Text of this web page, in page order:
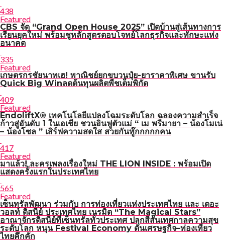
438
Featured
CBS จัด “Grand Open House 2025” เปิดบ้านสู่เส้นทางการ
เรียนยุคใหม่ พร้อมชูหลักสูตรตอบโจทย์โลกธุรกิจและทักษะแห่ง
อนาคต
335
Featured
เกษตรกรชัยนาทเฮ! พาณิชย์ยกขบวนปุ๋ย-ยาราคาพิเศษ ขานรับ
Quick Big Winลดต้นทุนผลิตพืชเต็มพิกัด
409
Featured
EndoliftX® เทคโนโลยีแปลงโฉมระดับโลก ฉลองความสำเร็จ
ก้าวสู่อันดับ 1 ในเอเชีย ชวนอินฟูตัวแม่ “ เม พรีมายา – น้องโมเน่
– น้องโซล ” เสิร์ฟความสดใส สวยกันทู๊กกกกกคน
417
Featured
มาแล้ว! ละครเพลงเรื่องใหม่ THE LION INSIDE : พร้อมเปิด
แสดงครั้งแรกในประเทศไทย
565
Featured
เซ็นทรัลพัฒนา ร่วมกับ การท่องเที่ยวแห่งประเทศไทย และ เดอะ
วอลท์ ดิสนีย์ ประเทศไทย เนรมิต “The Magical Stars”
อาณาจักรดิสนีย์ที่เซ็นทรัลทั่วประเทศ ปลุกสีสันเทศกาลความสุข
ระดับโลก หนุน Festival Economy ดันเศรษฐกิจ–ท่องเที่ยว
ไทยคึกคัก